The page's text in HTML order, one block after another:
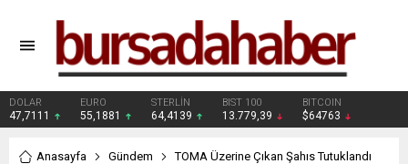
DOLAR
47,7111
EURO
55,1881
STERLİN
64,4139
BIST 100
13.779,39
BITCOIN
$64763
Anasayfa Gündem TOMA Üzerine Çıkan Şahıs Tutuklandı